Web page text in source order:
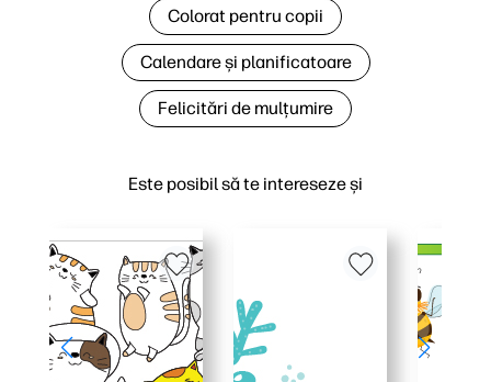
Este posibil să te intereseze și
Colorat pentru copii
Calendare și planificatoare
Felicitări de mulțumire